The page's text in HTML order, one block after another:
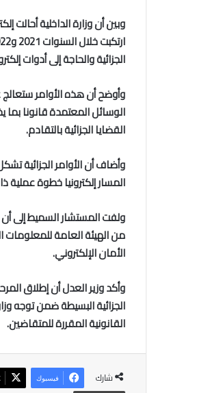
الجزائية والحاجة إلى أدوات
وأوضح أن هذه الأوامر ستعالج
الوسائل المعتمدة قانونا
القضايا الجزائية بالتقادم.
المسار إلكترونيا خطوة
ولفت المستشار السميط إلى أن
من الهيئة العامة للمعلومات
الأمان الإلكتروني.
وأكد وزير العدل أن إطلاق
الجزائية البسيطة ضمن توجه
القانونية المقررة للمتقاضين.
شارك فيسبوك